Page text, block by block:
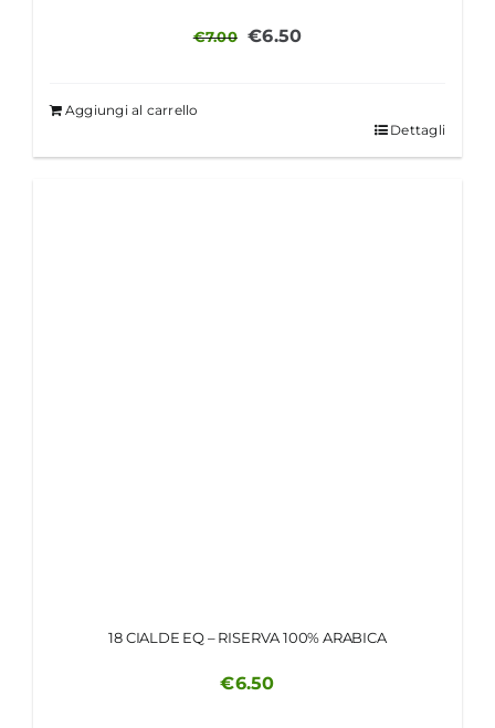
€7.00 Il
€7.00.
€6.50Il
€6.50.
Aggiungi al carrello
Dettagli
18 CIALDE EQ – RISERVA 100% ARABICA
€6.50